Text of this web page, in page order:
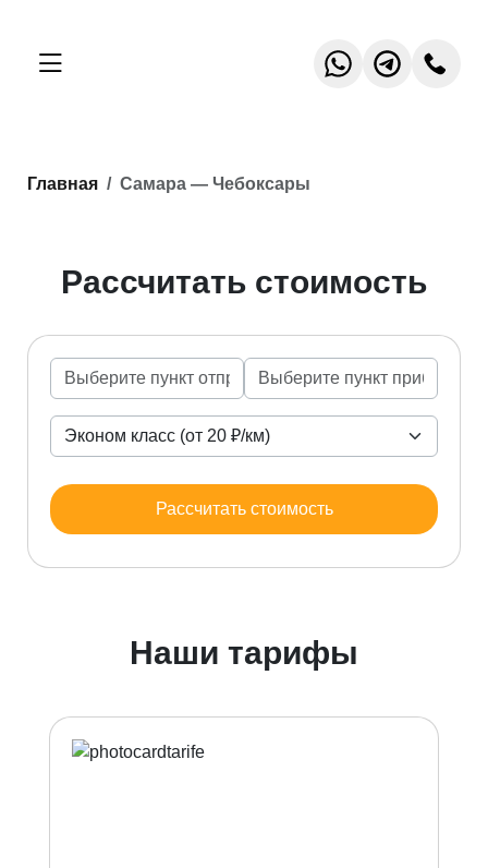
Главная Самара — Чебоксары
Рассчитать стоимость
Рассчитать стоимость
Наши тарифы